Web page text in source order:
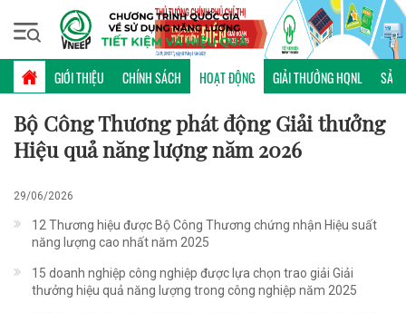
GIỚI THIỆU CHÍNH SÁCH HOẠT ĐỘNG GIẢI THƯỞNG HQNL SẢN
Thứ bảy, 08/08/2026 | 01:01 GMT+7
HOẠT ĐỘNG
Bộ Công Thương phát động Giải thưởng
Hiệu quả năng lượng năm 2026
29/06/2026
12 Thương hiệu được Bộ Công Thương chứng nhận Hiệu suất
năng lượng cao nhất năm 2025
15 doanh nghiệp công nghiệp được lựa chọn trao giải Giải
thưởng hiệu quả năng lượng trong công nghiệp năm 2025